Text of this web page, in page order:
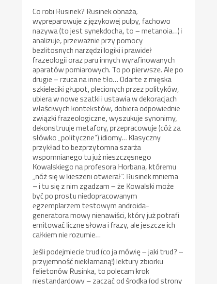
Co robi Rusinek? Rusinek obnaża,
wypreparowuje z językowej pulpy, fachowo
nazywa (to jest synekdocha, to – metanoia…) i
analizuje, przeważnie przy pomocy
bezlitosnych narzędzi logiki i prawideł
frazeologii oraz paru innych wyrafinowanych
aparatów pomiarowych. To po pierwsze. Ale po
drugie – rzuca na inne tło… Odarte z mięska
szkieleciki głupot, plecionych przez polityków,
ubiera w nowe szatki i ustawia w dekoracjach
właściwych kontekstów, dobiera odpowiednie
związki frazeologiczne, wyszukuje synonimy,
dekonstruuje metafory, przepracowuje (cóż za
słówko „polityczne”) idiomy… Klasyczny
przykład to bezprzytomna szarża
wspomnianego tu już nieszczęsnego
Kowalskiego na profesora Horbana, któremu
„nóż się w kieszeni otwierał”. Rusinek mniema
– i tu się z nim zgadzam – że Kowalski może
być po prostu niedopracowanym
egzemplarzem testowym androida-
generatora mowy nienawiści, który już potrafi
emitować liczne słowa i frazy, ale jeszcze ich
całkiem nie rozumie…
Jeśli podejmiecie trud (co ja mówię – jaki trud? –
przyjemność niekłamaną!) lektury zbiorku
felietonów Rusinka, to polecam krok
niestandardowy – zacząć od środka (od strony